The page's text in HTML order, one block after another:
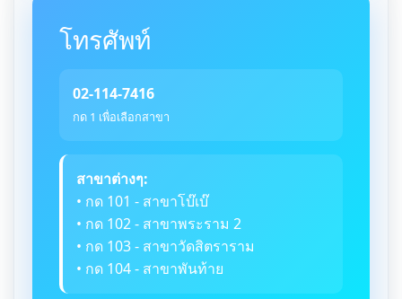
โทรศัพท์
02-114-7416
กด 1 เพื่อเลือกสาขา
สาขาต่างๆ:
• กด 101 - สาขาโบ๊เบ๊
• กด 102 - สาขาพระราม 2
• กด 103 - สาขาวัดสิตราราม
• กด 104 - สาขาพันท้าย